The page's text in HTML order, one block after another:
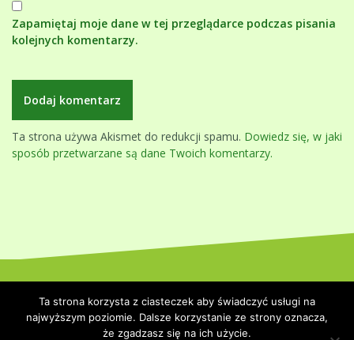
Zapamiętaj moje dane w tej przeglądarce podczas pisania
kolejnych komentarzy.
Ta strona używa Akismet do redukcji spamu. Dowiedz się, w jaki
sposób przetwarzane są dane Twoich komentarzy.
Themeisle.
Ta strona korzysta z ciasteczek aby świadczyć usługi na
najwyższym poziomie. Dalsze korzystanie ze strony oznacza,
że zgadzasz się na ich użycie.